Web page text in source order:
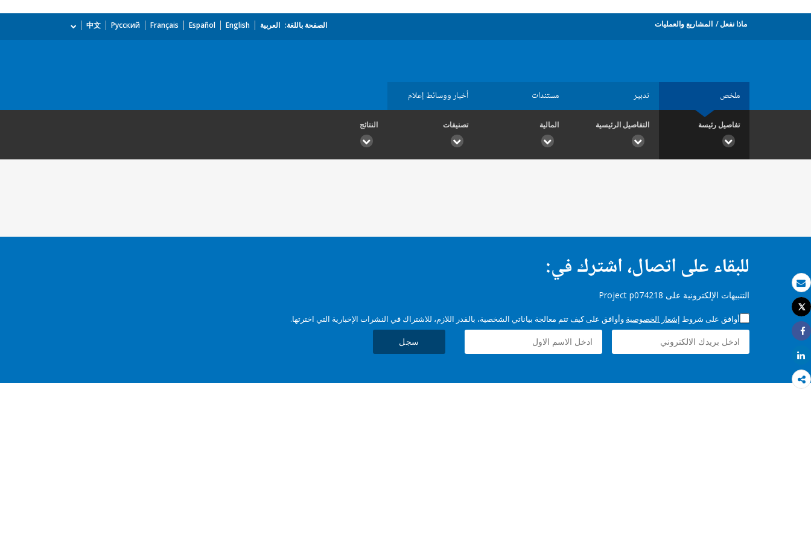
بريد الكتروني
طباعة
Tweet
Share
Share
ماذا نفعل المشاريع والعمليات الصفحة باللغة: العربية English
Español
Français
Русский
中文
ملخص تدبير مستندات أخبار ووسائط إعلام
تفاصيل رئيسة التفاصيل الرئيسية المالية تصنيفات النتائج
للبقاء على اتصال، اشترك في:
التنبيهات الإلكترونية على Project p074218
أوافق على شروط إشعار الخصوصية وأوافق على كيف تتم معالجة بياناتي الشخصية، بالقدر اللازم، للاشتراك في النشرات الإخبارية التي اخترتها.
سجل